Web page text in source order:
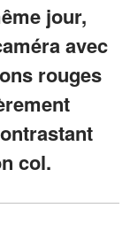
jour,
avec
rouges
col.